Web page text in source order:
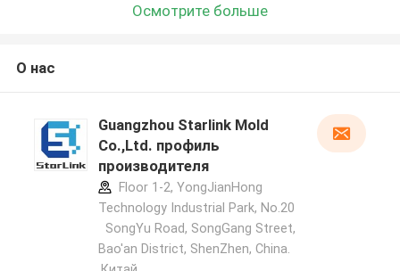
Осмотрите больше
О нас
Guangzhou Starlink Mold
Co.,Ltd. профиль
производителя
Floor 1-2, YongJianHong
Technology Industrial Park, No.20
SongYu Road, SongGang Street,
Bao'an District, ShenZhen, China.